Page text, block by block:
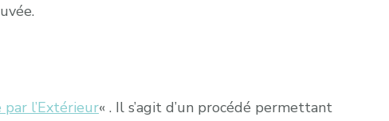
l’Extérieur« . Il s’agit d’un procédé permettant